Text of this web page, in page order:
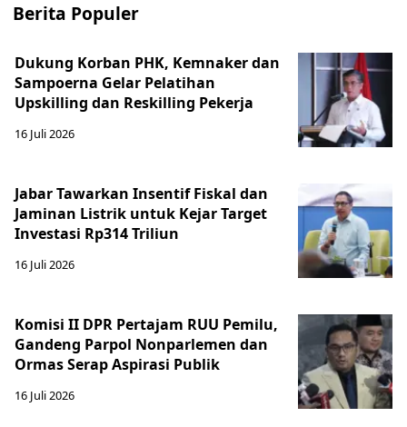
Berita Populer
Dukung Korban PHK, Kemnaker dan
Sampoerna Gelar Pelatihan
Upskilling dan Reskilling Pekerja
16 Juli 2026
Jabar Tawarkan Insentif Fiskal dan
Jaminan Listrik untuk Kejar Target
Investasi Rp314 Triliun
16 Juli 2026
Komisi II DPR Pertajam RUU Pemilu,
Gandeng Parpol Nonparlemen dan
Ormas Serap Aspirasi Publik
16 Juli 2026